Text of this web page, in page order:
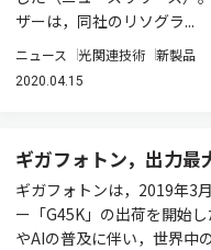
ザーは，同社のリソグラ...
ニュース 光関連技術 新製品
2020.04.15
ギガフォトン，出力
ギガフォトンは，2019年3
ー「G45K」の出荷を開始
やAIの普及に伴い，世界中